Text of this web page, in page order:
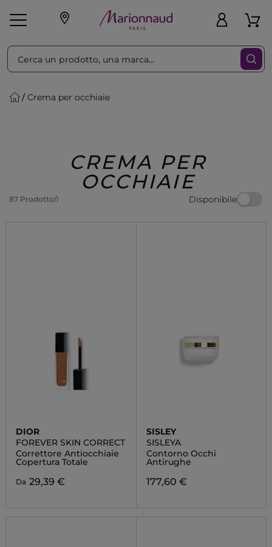
Make-up Profumi
Regalo
Crema per occhiaie
CREMA PER
OCCHIAIE
87 Prodotto/i Disponibile
Ordina per Filtra
DIOR
FOREVER SKIN CORRECT
Correttore Antiocchiaie
Copertura Totale
Da 29,39 €
SISLEY
SISLEYA
Contorno Occhi
Antirughe
177,60 €